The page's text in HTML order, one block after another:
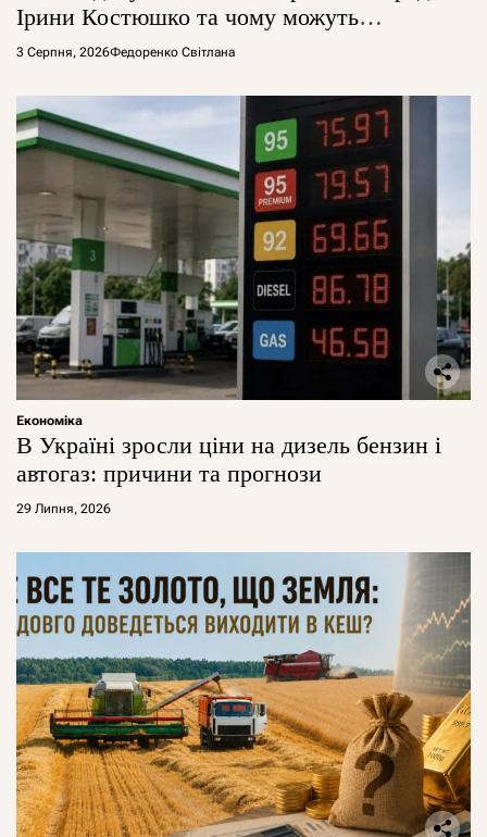
Ірини Костюшко та чому можуть
арештувати її активи
3 Серпня, 2026Федоренко Світлана
Економіка
В Україні зросли ціни на дизель бензин і
автогаз: причини та прогнози
29 Липня, 2026